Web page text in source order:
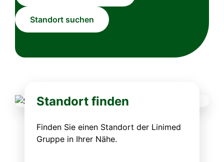
Standort suchen
Standort finden
Finden Sie einen Standort der Linimed
Gruppe in Ihrer Nähe.